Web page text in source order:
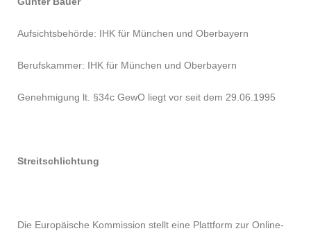
Aufsichtsbehörde: IHK für München und Oberbayern
Berufskammer: IHK für München und Oberbayern
Genehmigung lt. §34c GewO liegt vor seit dem 29.06.1995
Streitschlichtung
Die Europäische Kommission stellt eine Plattform zur Online-